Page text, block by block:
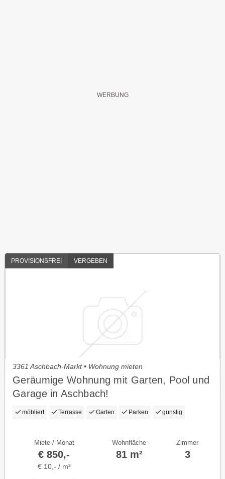
PROVISIONSFREI VERGEBEN
3361 Aschbach-Markt • Wohnung mieten
Geräumige Wohnung mit Garten, Pool und
Garage in Aschbach!
möbliert Terrasse Garten Parken günstig
Miete / Monat
€ 850,-
€ 10,- / m²
Wohnfläche
81 m²
Zimmer
3